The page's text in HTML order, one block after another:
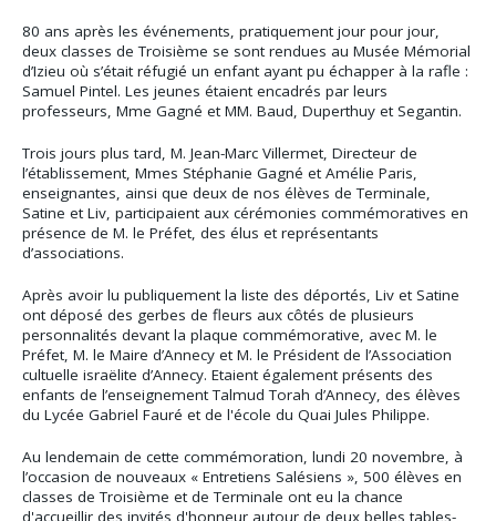
80 ans après les événements, pratiquement jour pour jour,
deux classes de Troisième se sont rendues au Musée Mémorial
d’Izieu où s’était réfugié un enfant ayant pu échapper à la rafle :
Samuel Pintel. Les jeunes étaient encadrés par leurs
professeurs, Mme Gagné et MM. Baud, Duperthuy et Segantin.
Trois jours plus tard, M. Jean-Marc Villermet, Directeur de
l’établissement, Mmes Stéphanie Gagné et Amélie Paris,
enseignantes, ainsi que deux de nos élèves de Terminale,
Satine et Liv, participaient aux cérémonies commémoratives en
présence de M. le Préfet, des élus et représentants
d’associations.
Après avoir lu publiquement la liste des déportés, Liv et Satine
ont déposé des gerbes de fleurs aux côtés de plusieurs
personnalités devant la plaque commémorative, avec M. le
Préfet, M. le Maire d’Annecy et M. le Président de l’Association
cultuelle israëlite d’Annecy. Etaient également présents des
enfants de l’enseignement Talmud Torah d’Annecy, des élèves
du Lycée Gabriel Fauré et de l'école du Quai Jules Philippe.
Au lendemain de cette commémoration, lundi 20 novembre, à
l’occasion de nouveaux « Entretiens Salésiens », 500 élèves en
classes de Troisième et de Terminale ont eu la chance
d'accueillir des invités d'honneur autour de deux belles tables-